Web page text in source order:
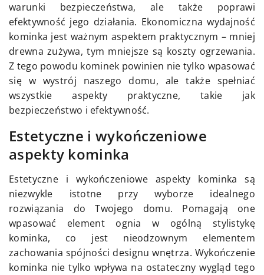
warunki bezpieczeństwa, ale także poprawi
efektywność jego działania. Ekonomiczna wydajność
kominka jest ważnym aspektem praktycznym – mniej
drewna zużywa, tym mniejsze są koszty ogrzewania.
Z tego powodu kominek powinien nie tylko wpasować
się w wystrój naszego domu, ale także spełniać
wszystkie aspekty praktyczne, takie jak
bezpieczeństwo i efektywność.
Estetyczne i wykończeniowe
aspekty kominka
Estetyczne i wykończeniowe aspekty kominka są
niezwykle istotne przy wyborze idealnego
rozwiązania do Twojego domu. Pomagają one
wpasować element ognia w ogólną stylistykę
kominka, co jest nieodzownym elementem
zachowania spójności designu wnętrza. Wykończenie
kominka nie tylko wpływa na ostateczny wygląd tego